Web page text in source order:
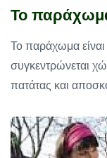
Το
Το παράχωμα είναι
συγκεντρώνεται
πατάτας και